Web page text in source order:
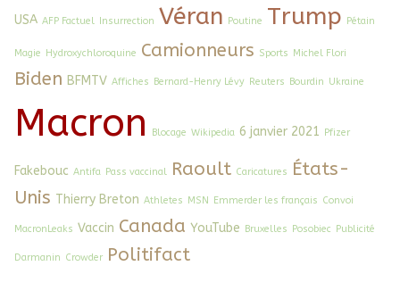
USA AFP Factuel Insurrection Véran Poutine Trump Pétain
Magie Hydroxychloroquine Camionneurs Sports Michel Flori
Biden BFMTV Affiches Bernard-Henry Lévy Reuters Bourdin Ukraine
Macron Blocage Wikipedia 6 janvier 2021 Pfizer
Fakebouc Antifa Pass vaccinal Raoult Caricatures
États-
Unis Thierry Breton Athletes MSN Emmerder les français Convoi
MacronLeaks Vaccin Canada YouTube Bruxelles Posobiec Publicité
Darmanin Crowder Politifact